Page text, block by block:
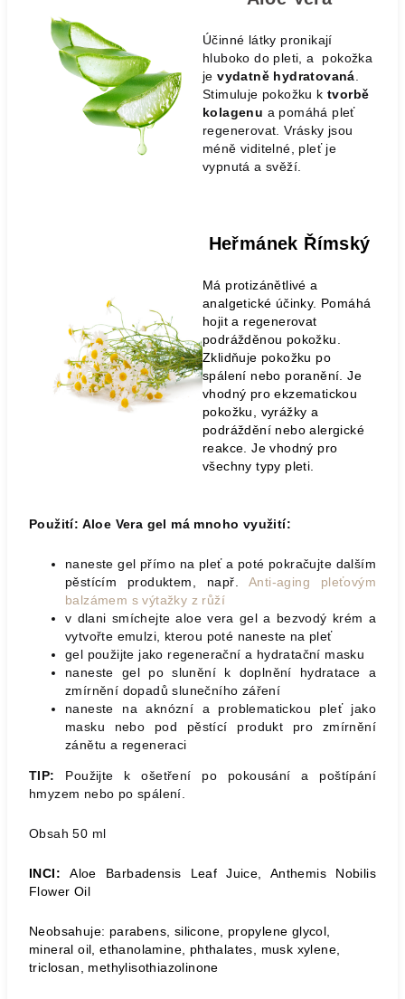
Účinné látky pronikají
hluboko do pleti, a pokožka
jevydatně hydratovaná
Stimuluje pokožku ktvorbě
kolagenu a pomáhá pleť
regenerovat. Vrásky jsou
méně viditelné, pleť je
vypnutá a svěží.
Heřmánek Římský
Má protizánětlivé a
analgetické účinky. Pomáhá
hojit a regenerovat
podrážděnou pokožku.
Zklidňuje pokožku po
spálení nebo poranění. Je
vhodný pro ekzematickou
pokožku, vyrážky a
podráždění nebo alergické
reakce. Je vhodný pro
všechny typy pleti.
Použití: Aloe Vera gel má mnoho využití:
naneste gel přímo na pleť a poté pokračujte dalším
pěstícím produktem, např.
Anti-aging pleťovým
balzámem s výtažky z růží
v dlani smíchejte aloe vera gel a bezvodý krém a
vytvořte emulzi, kterou poté naneste na pleť
gel použijte jako regenerační a hydratační masku
naneste gel po slunění k doplnění hydratace a
zmírnění dopadů slunečního záření
naneste na aknózní a problematickou pleť jako
masku nebo pod pěstící produkt pro zmírnění
zánětu a regeneraci
TIP:
Použijte k ošetření po pokousání a poštípání
hmyzem nebo po spálení.
Obsah 50 ml
INCI:Aloe Barbadensis Leaf Juice, Anthemis Nobilis
Flower Oil
Neobsahuje: parabens, silicone, propylene glycol,
mineral oil, ethanolamine, phthalates, musk xylene,
triclosan, methylisothiazolinone